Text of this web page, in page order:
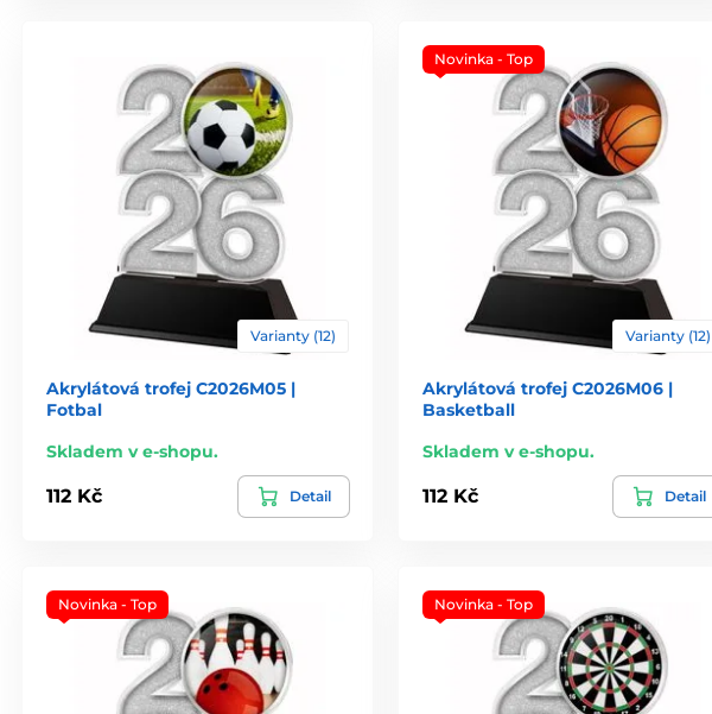
Varianty (12)
Akrylátová trofej C2026M05 |
Fotbal
Skladem v e-shopu.
112 Kč Detail
Novinka - Top
Varianty (12)
Akrylátová trofej C2026M06 |
Basketball
Skladem v e-shopu.
112 Kč Detail
Novinka - Top Novinka - Top